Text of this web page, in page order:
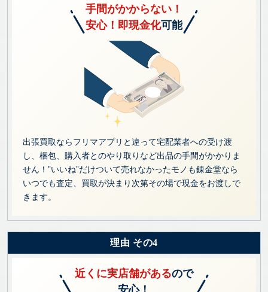
手間がかからない！
安心！即現金化可能
出張買取ならフリマアプリと違って宅配業者への受け渡
し、梱包、購入者とのやり取りなど出品の手間がかかりま
せん！”いいね”だけついて売れなかったモノも錬金堂なら
いつでも査定、買取が決まり次第その場で現金をお渡しで
きます。
理由 その4
近くに実店舗があるので
安心！